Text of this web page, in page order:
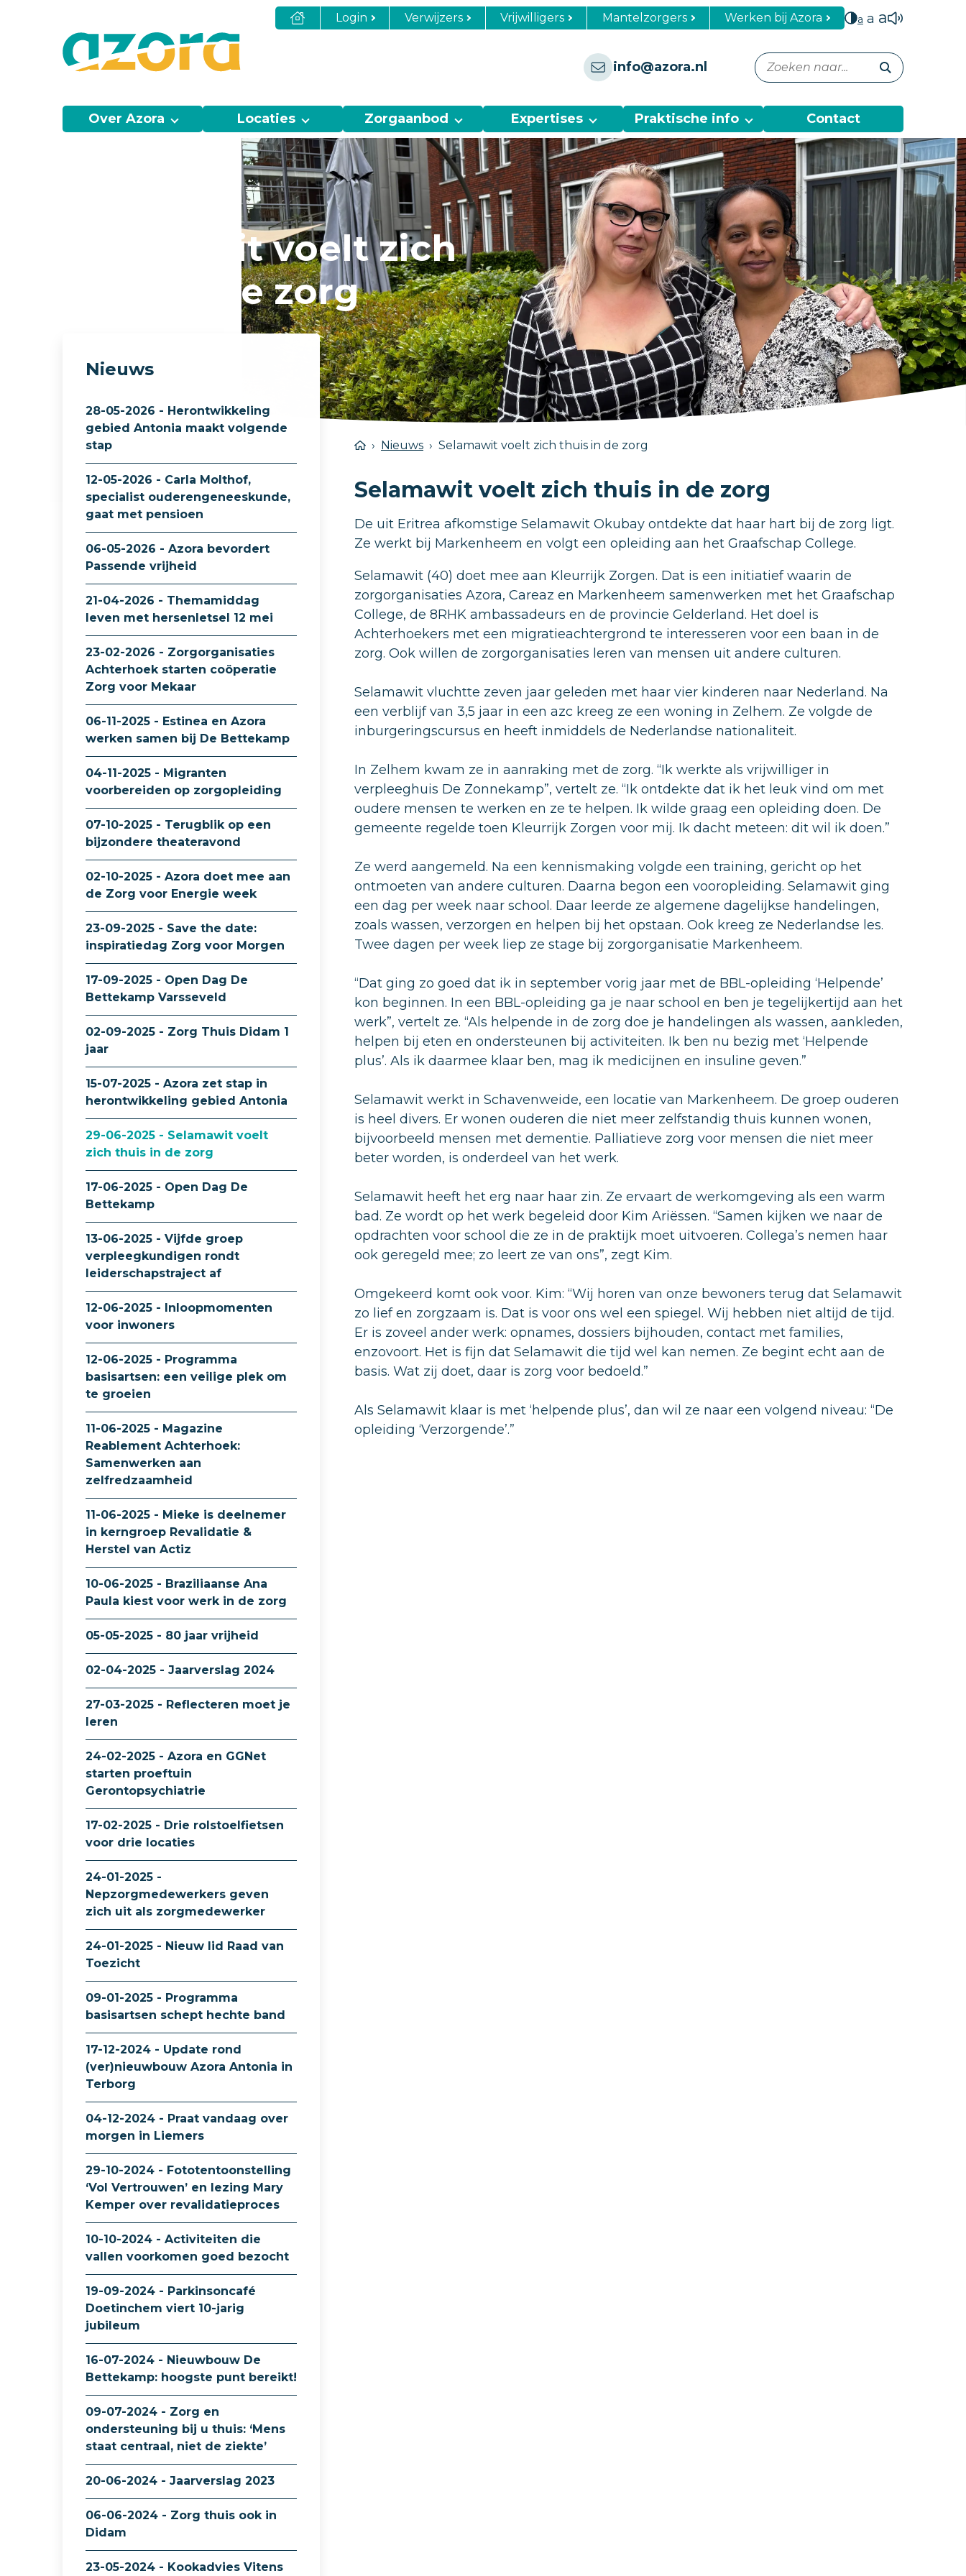
Login Verwijzers Vrijwilligers Mantelzorgers Werken bij Azora a a a
info@azora.nl
Over Azora Locaties Zorgaanbod Expertises Praktische info Contact
Selamawit voelt zich
thuis in de zorg
Nieuws Selamawit voelt zich thuis in de zorg
Selamawit voelt zich thuis in de zorg
De uit Eritrea afkomstige Selamawit Okubay ontdekte dat haar hart bij de zorg ligt.
Ze werkt bij Markenheem en volgt een opleiding aan het Graafschap College.
Selamawit (40) doet mee aan Kleurrijk Zorgen. Dat is een initiatief waarin de
zorgorganisaties Azora, Careaz en Markenheem samenwerken met het Graafschap
College, de 8RHK ambassadeurs en de provincie Gelderland. Het doel is
Achterhoekers met een migratieachtergrond te interesseren voor een baan in de
zorg. Ook willen de zorgorganisaties leren van mensen uit andere culturen.
Selamawit vluchtte zeven jaar geleden met haar vier kinderen naar Nederland. Na
een verblijf van 3,5 jaar in een azc kreeg ze een woning in Zelhem. Ze volgde de
inburgeringscursus en heeft inmiddels de Nederlandse nationaliteit.
In Zelhem kwam ze in aanraking met de zorg. “Ik werkte als vrijwilliger in
verpleeghuis De Zonnekamp”, vertelt ze. “Ik ontdekte dat ik het leuk vind om met
oudere mensen te werken en ze te helpen. Ik wilde graag een opleiding doen. De
gemeente regelde toen Kleurrijk Zorgen voor mij. Ik dacht meteen: dit wil ik doen.”
Ze werd aangemeld. Na een kennismaking volgde een training, gericht op het
ontmoeten van andere culturen. Daarna begon een vooropleiding. Selamawit ging
een dag per week naar school. Daar leerde ze algemene dagelijkse handelingen,
zoals wassen, verzorgen en helpen bij het opstaan. Ook kreeg ze Nederlandse les.
Twee dagen per week liep ze stage bij zorgorganisatie Markenheem.
“Dat ging zo goed dat ik in september vorig jaar met de BBL-opleiding ‘Helpende’
kon beginnen. In een BBL-opleiding ga je naar school en ben je tegelijkertijd aan het
werk”, vertelt ze. “Als helpende in de zorg doe je handelingen als wassen, aankleden,
helpen bij eten en ondersteunen bij activiteiten. Ik ben nu bezig met ‘Helpende
plus’. Als ik daarmee klaar ben, mag ik medicijnen en insuline geven.”
Selamawit werkt in Schavenweide, een locatie van Markenheem. De groep ouderen
is heel divers. Er wonen ouderen die niet meer zelfstandig thuis kunnen wonen,
bijvoorbeeld mensen met dementie. Palliatieve zorg voor mensen die niet meer
beter worden, is onderdeel van het werk.
Selamawit heeft het erg naar haar zin. Ze ervaart de werkomgeving als een warm
bad. Ze wordt op het werk begeleid door Kim Ariëssen. “Samen kijken we naar de
opdrachten voor school die ze in de praktijk moet uitvoeren. Collega’s nemen haar
ook geregeld mee; zo leert ze van ons”, zegt Kim.
Omgekeerd komt ook voor. Kim: “Wij horen van onze bewoners terug dat Selamawit
zo lief en zorgzaam is. Dat is voor ons wel een spiegel. Wij hebben niet altijd de tijd.
Er is zoveel ander werk: opnames, dossiers bijhouden, contact met families,
enzovoort. Het is fijn dat Selamawit die tijd wel kan nemen. Ze begint echt aan de
basis. Wat zij doet, daar is zorg voor bedoeld.”
Als Selamawit klaar is met ‘helpende plus’, dan wil ze naar een volgend niveau: “De
opleiding ‘Verzorgende’.”
Nieuws
28-05-2026 - Herontwikkeling
gebied Antonia maakt volgende
stap
12-05-2026 - Carla Molthof,
specialist ouderengeneeskunde,
gaat met pensioen
06-05-2026 - Azora bevordert
Passende vrijheid
21-04-2026 - Themamiddag
leven met hersenletsel 12 mei
23-02-2026 - Zorgorganisaties
Achterhoek starten coöperatie
Zorg voor Mekaar
06-11-2025 - Estinea en Azora
werken samen bij De Bettekamp
04-11-2025 - Migranten
voorbereiden op zorgopleiding
07-10-2025 - Terugblik op een
bijzondere theateravond
02-10-2025 - Azora doet mee aan
de Zorg voor Energie week
23-09-2025 - Save the date:
inspiratiedag Zorg voor Morgen
17-09-2025 - Open Dag De
Bettekamp Varsseveld
02-09-2025 - Zorg Thuis Didam 1
jaar
15-07-2025 - Azora zet stap in
herontwikkeling gebied Antonia
29-06-2025 - Selamawit voelt
zich thuis in de zorg
17-06-2025 - Open Dag De
Bettekamp
13-06-2025 - Vijfde groep
verpleegkundigen rondt
leiderschapstraject af
12-06-2025 - Inloopmomenten
voor inwoners
12-06-2025 - Programma
basisartsen: een veilige plek om
te groeien
11-06-2025 - Magazine
Reablement Achterhoek:
Samenwerken aan
zelfredzaamheid
11-06-2025 - Mieke is deelnemer
in kerngroep Revalidatie &
Herstel van Actiz
10-06-2025 - Braziliaanse Ana
Paula kiest voor werk in de zorg
05-05-2025 - 80 jaar vrijheid
02-04-2025 - Jaarverslag 2024
27-03-2025 - Reflecteren moet je
leren
24-02-2025 - Azora en GGNet
starten proeftuin
Gerontopsychiatrie
17-02-2025 - Drie rolstoelfietsen
voor drie locaties
24-01-2025 -
Nepzorgmedewerkers geven
zich uit als zorgmedewerker
24-01-2025 - Nieuw lid Raad van
Toezicht
09-01-2025 - Programma
basisartsen schept hechte band
17-12-2024 - Update rond
(ver)nieuwbouw Azora Antonia in
Terborg
04-12-2024 - Praat vandaag over
morgen in Liemers
29-10-2024 - Fototentoonstelling
‘Vol Vertrouwen’ en lezing Mary
Kemper over revalidatieproces
10-10-2024 - Activiteiten die
vallen voorkomen goed bezocht
19-09-2024 - Parkinsoncafé
Doetinchem viert 10-jarig
jubileum
16-07-2024 - Nieuwbouw De
Bettekamp: hoogste punt bereikt!
09-07-2024 - Zorg en
ondersteuning bij u thuis: ‘Mens
staat centraal, niet de ziekte’
20-06-2024 - Jaarverslag 2023
06-06-2024 - Zorg thuis ook in
Didam
23-05-2024 - Kookadvies Vitens